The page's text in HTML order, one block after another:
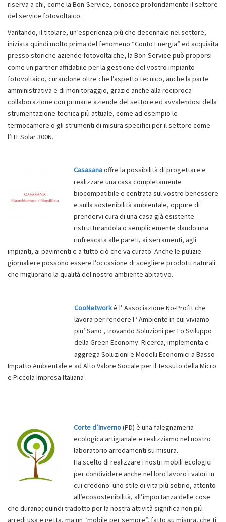
riserva a chi, come la Bon-Service, conosce profondamente il settore
del service fotovoltaico.
Vantando, il titolare, un’esperienza più che decennale nel settore,
iniziata quindi molto prima del fenomeno “Conto Energia” ed acquisita
presso storiche aziende fotovoltaiche, la Bon-Service può proporsi
come un partner affidabile per la gestione del vostro impianto
fotovoltaico, curandone oltre che l’aspetto tecnico, anche la parte
amministrativa e di monitoraggio, grazie anche alla reciproca
collaborazione con primarie aziende del settore ed avvalendosi della
strumentazione tecnica più attuale, come ad esempio le
termocamere o gli strumenti di misura specifici per il settore come
l’HT Solar 300N.
Casasanaoffre la possibilità di progettare e
realizzare una casa completamente
biocompatibile e centrata sul vostro benessere
e sulla sostenibilità ambientale, oppure di
prendervi cura di una casa già esistente
ristrutturandola o semplicemente dando una
rinfrescata alle pareti, ai serramenti, agli
impianti, ai pavimenti e a tutto ciò che va curato. Anche le pulizie
giornaliere possono essere l’occasione di scegliere prodotti naturali
che migliorano la qualità del nostro ambiente abitativo.
CooNetworkè l’ Associazione No-Profit che
lavora per rendere l ‘ Ambiente in cui viviamo
piu’ Sano , trovando Soluzioni per Lo Sviluppo
della Green Economy. Ricerca, implementa e
aggrega Soluzioni e Modelli Economici a Basso
Impatto Ambientale e ad Alto Valore Sociale per il Tessuto della Micro
e Piccola Impresa Italiana .
Corte d’Inverno(PD) è una falegnameria
ecologica artigianale e realizziamo nel nostro
laboratorio arredamenti su misura.
Ha scelto di realizzare i nostri mobili ecologici
per condividere anche nel loro lavoro i valori in
cui credono: uno stile di vita più sobrio, attento
all’ecosostenibilità, all’importanza delle cose
che durano; quindi tradotto per la nostra attività significa non più
arredi usa e getta, ma un “mobile per sempre”, fatto su misura, che ti